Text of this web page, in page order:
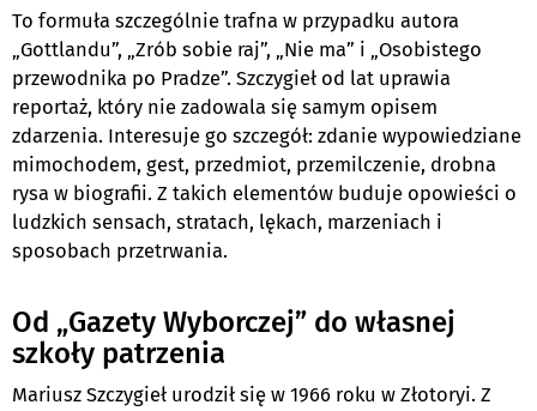
To formuła szczególnie trafna w przypadku autora
„Gottlandu”, „Zrób sobie raj”, „Nie ma” i „Osobistego
przewodnika po Pradze”. Szczygieł od lat uprawia
reportaż, który nie zadowala się samym opisem
zdarzenia. Interesuje go szczegół: zdanie wypowiedziane
mimochodem, gest, przedmiot, przemilczenie, drobna
rysa w biografii. Z takich elementów buduje opowieści o
ludzkich sensach, stratach, lękach, marzeniach i
sposobach przetrwania.
Od „Gazety Wyborczej” do własnej
szkoły patrzenia
Mariusz Szczygieł urodził się w 1966 roku w Złotoryi. Z